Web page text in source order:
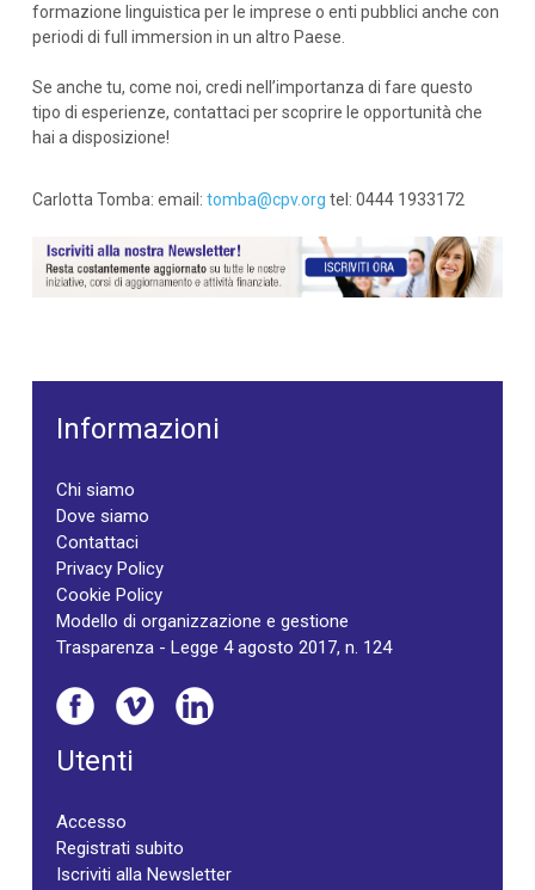
formazione linguistica per le imprese o enti pubblici anche con
periodi di full immersion in un altro Paese.
Se anche tu, come noi, credi nell’importanza di fare questo
tipo di esperienze, contattaci per scoprire le opportunità che
hai a disposizione!
Carlotta Tomba: email: tomba@cpv.org tel: 0444 1933172
Informazioni
Chi siamo
Dove siamo
Contattaci
Privacy Policy
Cookie Policy
Modello di organizzazione e gestione
Trasparenza - Legge 4 agosto 2017, n. 124
Utenti
Accesso
Registrati subito
Iscriviti alla Newsletter